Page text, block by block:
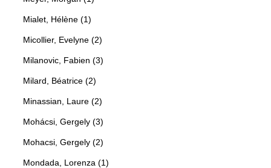
Mialet, Hélène (1)
Micollier, Evelyne (2)
Milanovic, Fabien (3)
Milard, Béatrice (2)
Minassian, Laure (2)
Mohácsi, Gergely (3)
Mohacsi, Gergely (2)
Mondada, Lorenza (1)